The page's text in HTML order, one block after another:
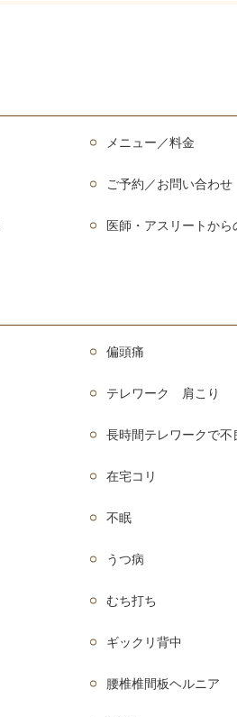
メニュー／料金
ご予約／お問い合わせ
医師・アスリートから
偏頭痛
テレワーク 肩こり
長時間テレワークで不
在宅コリ
不眠
うつ病
むち打ち
ギックリ背中
腰椎椎間板ヘルニア